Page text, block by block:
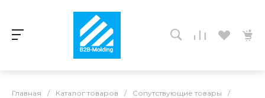
Главная / Каталог товаров / Сопутствующие товары
/